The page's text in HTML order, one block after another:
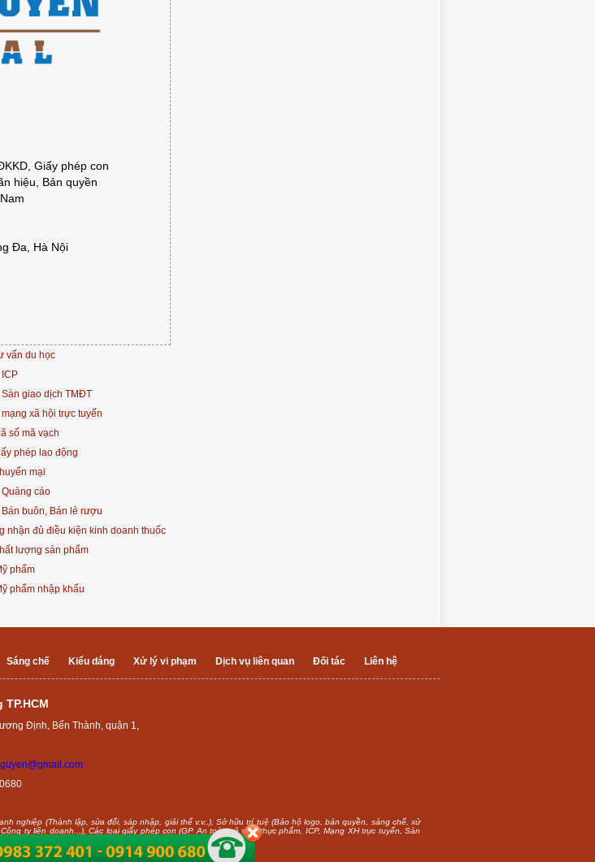
Giấy phép con
hiệu, Bản quyền
Đa, Hà Nội
vấn du học
giao dịch TMĐT
xã hội trực tuyến
số mã vạch
phép lao động
mại
cáo
buôn, Bán lẻ rượu
nhận đủ điều kiện kinh doanh thuốc
lượng sản phẩm
phẩm
phẩm nhập khẩu
Sáng chế Kiểu dáng Xử lý vi phạm Dịch vụ liên quan Đối tác Liên hệ
Định, Bến Thành, quận 1,
nghiệp (Thành lập, sửa đổi, sáp nhập, giải thể v.v..), Sở hữu trí tuệ (Bảo hộ logo, bản quyền, sáng chế, xử
ty liên doanh...), Các loại giấy phép con (GP An toàn vệ sinh thực phẩm, ICP, Mạng XH trực tuyến, Sàn